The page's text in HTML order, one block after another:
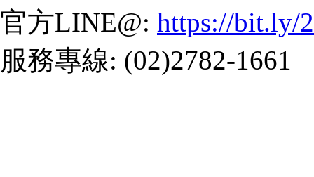
官方LINE@: https://bit.ly/
服務專線: (02)2782-1661